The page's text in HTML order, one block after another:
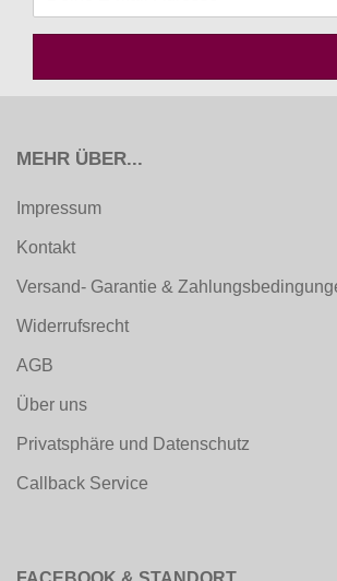
MEHR ÜBER...
Impressum
Kontakt
Versand- Garantie &
Widerrufsrecht
AGB
Über uns
Privatsphäre und Datenschutz
Callback Service